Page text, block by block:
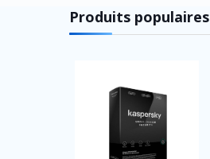
Produits populaires